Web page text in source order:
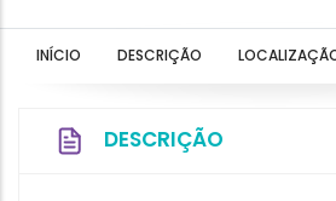
INÍCIO DESCRIÇÃO
DESCRIÇÃO